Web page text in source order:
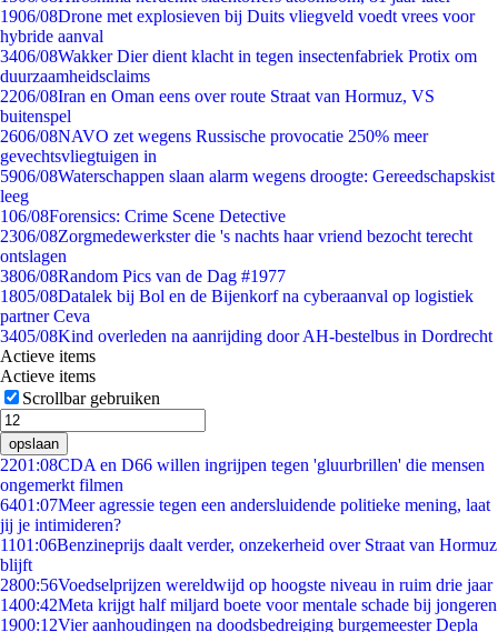
1906/08Drone met explosieven bij Duits vliegveld voedt vrees voor
hybride aanval
3406/08Wakker Dier dient klacht in tegen insectenfabriek Protix om
duurzaamheidsclaims
2206/08Iran en Oman eens over route Straat van Hormuz, VS
buitenspel
2606/08NAVO zet wegens Russische provocatie 250% meer
gevechtsvliegtuigen in
5906/08Waterschappen slaan alarm wegens droogte: Gereedschapskist
leeg
106/08Forensics: Crime Scene Detective
2306/08Zorgmedewerkster die 's nachts haar vriend bezocht terecht
ontslagen
3806/08Random Pics van de Dag #1977
1805/08Datalek bij Bol en de Bijenkorf na cyberaanval op logistiek
partner Ceva
3405/08Kind overleden na aanrijding door AH-bestelbus in Dordrecht
Actieve items
Actieve items
Scrollbar gebruiken
opslaan
2201:08CDA en D66 willen ingrijpen tegen 'gluurbrillen' die mensen
ongemerkt filmen
6401:07Meer agressie tegen een andersluidende politieke mening, laat
jij je intimideren?
1101:06Benzineprijs daalt verder, onzekerheid over Straat van Hormuz
blijft
2800:56Voedselprijzen wereldwijd op hoogste niveau in ruim drie jaar
1400:42Meta krijgt half miljard boete voor mentale schade bij jongeren
1900:12Vier aanhoudingen na doodsbedreiging burgemeester Depla